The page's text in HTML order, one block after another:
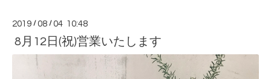
2019 /08 /04 10:48
8月12日(祝)営業いたします